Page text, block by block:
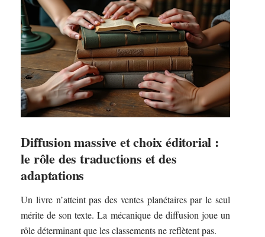
Diffusion massive et choix éditorial :
le rôle des traductions et des
adaptations
Un livre n’atteint pas des ventes planétaires par le seul
mérite de son texte. La mécanique de diffusion joue un
rôle déterminant que les classements ne reflètent pas.